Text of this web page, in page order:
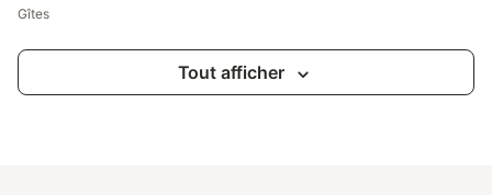
Gîtes
Tout afficher